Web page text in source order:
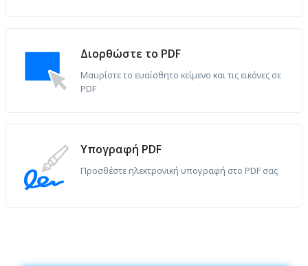
Διορθώστε το PDF
Μαυρίστε το ευαίσθητο κείμενο και τις εικόνες σε
PDF
Υπογραφή PDF
Προσθέστε ηλεκτρονική υπογραφή στο PDF σας